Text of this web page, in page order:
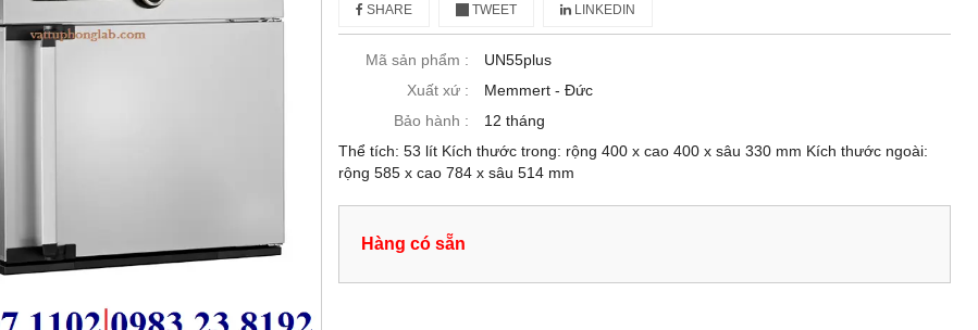
SHARE TWEET LINKEDIN
Mã sản phẩm :
UN55plus
Xuất xứ :
Memmert - Đức
Bảo hành :
12 tháng
Thể tích: 53 lít Kích thước trong: rộng 400 x cao 400 x sâu 330 mm Kích thước ngoài:
rộng 585 x cao 784 x sâu 514 mm
Hàng có sẵn